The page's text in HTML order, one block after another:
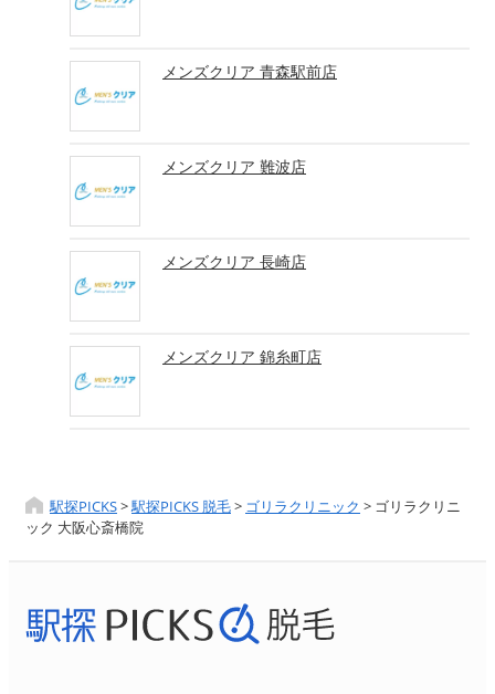
メンズクリア 青森駅前店
メンズクリア 難波店
メンズクリア 長崎店
メンズクリア 錦糸町店
駅探PICKS>駅探PICKS 脱毛> ゴリラクリニック > ゴリラクリニ
ック 大阪心斎橋院